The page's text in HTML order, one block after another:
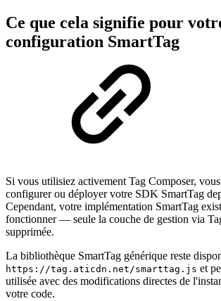
Ce que cela signifie pour
configuration SmartTag
Si vous utilisiez activement Tag Composer,
configurer ou déployer votre SDK SmartTag
Cependant, votre implémentation SmartTag
fonctionner — seule la couche de gestion via
supprimée.
La bibliothèque SmartTag générique reste
https://tag.aticdn.net/smarttag.js et
utilisée avec des modifications directes de
votre code.